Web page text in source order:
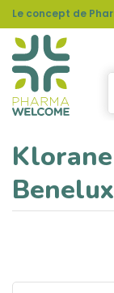
Le concept de
Benelux